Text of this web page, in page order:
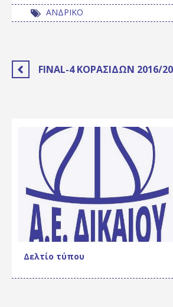
ΑΝΔΡΙΚΟ
FINAL-4 ΚΟΡΑΣΊΔΩΝ 2016/
Δελτίο τύπου